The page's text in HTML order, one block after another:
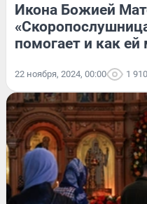
Икона Божией
помогает и как ей
22 ноября, 2024, 00:00 1 910